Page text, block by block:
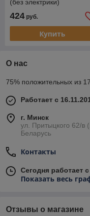
(без электрики)
424 руб.
Купить
О нас
75% положительных из
Работает с
г. Минск
ул. Притыцкого 62/в
Беларусь
Контакты
Сегодня работает
Показать весь
Отзывы о магазине